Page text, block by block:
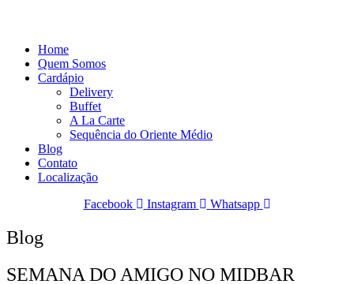
Home
Quem Somos
Cardápio
Delivery
Buffet
A La Carte
Sequência do Oriente Médio
Blog
Contato
Localização
Facebook
Instagram Whatsapp
Blog
SEMANA DO AMIGO NO MIDBAR